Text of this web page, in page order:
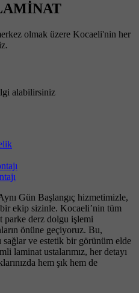
olmak üzere Kocaeli'nin her
alabilirsiniz
Gün Başlangıç hizmetimizle,
ekip sizinle. Kocaeli’nin tüm
parke derz dolgu işlemi
önüne geçiyoruz. Bu,
sağlar ve estetik bir görünüm elde
laminat ustalarımız, her detayı
hem şık hem de